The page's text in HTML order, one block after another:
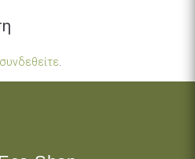
συνδεθείτε